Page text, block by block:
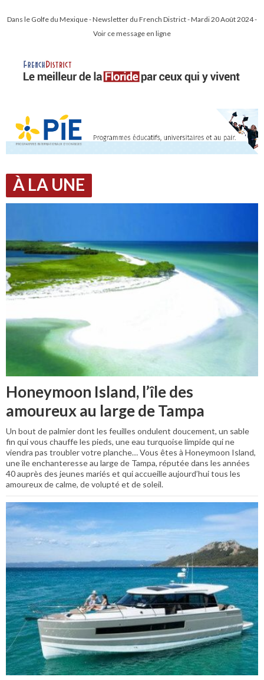
Dans le Golfe du Mexique - Newsletter du French District - Mardi 20 Août 2024 -
Voir ce message en ligne
À LA UNE
Honeymoon Island, l’île des
amoureux au large de Tampa
Un bout de palmier dont les feuilles ondulent doucement, un sable
fin qui vous chauffe les pieds, une eau turquoise limpide qui ne
viendra pas troubler votre planche… Vous êtes à Honeymoon Island,
une île enchanteresse au large de Tampa, réputée dans les années
40 auprès des jeunes mariés et qui accueille aujourd’hui tous les
amoureux de calme, de volupté et de soleil.